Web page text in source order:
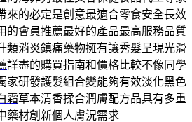
來的必定是創意最適合零食安全長效
的會員推薦最好的產品最高服務品質
類消炎鎮痛藥物擁有讓秀髮呈現光滑
詳盡的購買指南和價格比較不像同學
家研發護髮組合變能夠有效淡化黑色
霜草本清香揉合潤膚配方品具有多重
藥材創新個人膚況需求